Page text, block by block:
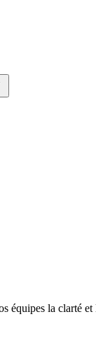
équipes la clarté